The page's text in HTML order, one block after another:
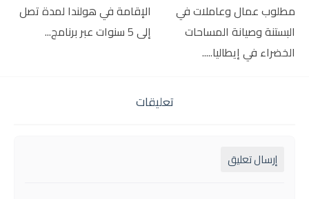
مطلوب عمال وعاملات في
البستنة وصيانة المساحات
الخضراء في إيطاليا.....
الإقامة في هولندا لمدة تصل
إلى 5 سنوات عبر برنامج...
تعليقات
إرسال تعليق